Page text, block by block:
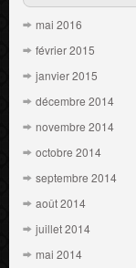
mai 2016
février 2015
janvier 2015
décembre 2014
novembre 2014
octobre 2014
septembre 2014
août 2014
juillet 2014
mai 2014